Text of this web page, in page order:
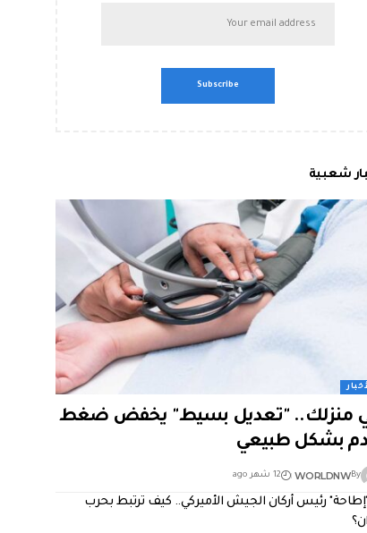
شعبية
منزلك.. "تعديل بسيط" يخفض ضغط
بشكل طبيعي
By
WORLDNW 12 شهر ago
"إطاحة" رئيس أركان الجيش الأميركي.. كيف ترتبط بحرب